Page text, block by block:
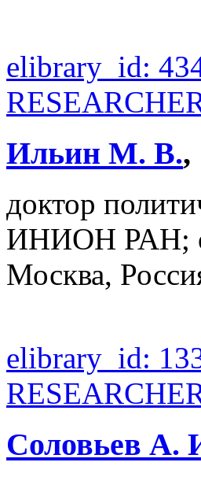
elibrary_id:
Ильин М. В.,
доктор
ИНИОН РАН;
Москва,
elibrary_id:
Соловьев А.